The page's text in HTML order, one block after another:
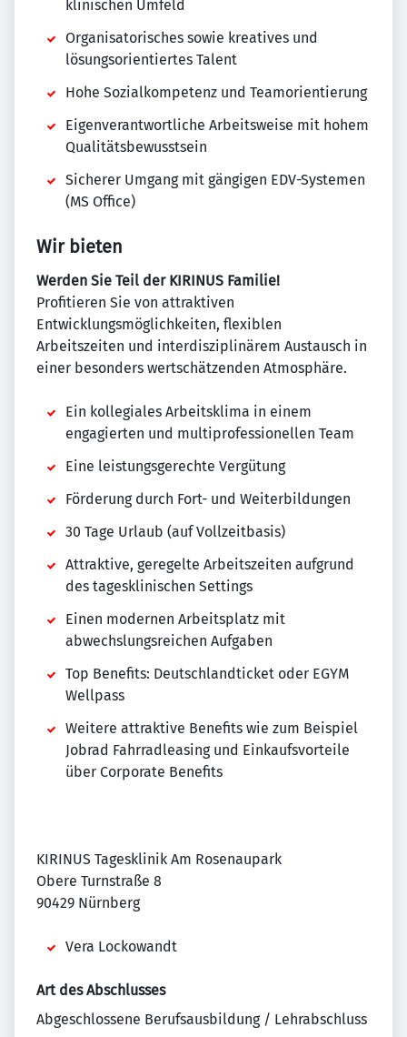
klinischen Umfeld
Organisatorisches sowie kreatives und
lösungsorientiertes Talent
Hohe Sozialkompetenz und Teamorientierung
Eigenverantwortliche Arbeitsweise mit hohem
Qualitätsbewusstsein
Sicherer Umgang mit gängigen EDV-Systemen
(MS Office)
Wir bieten
Werden Sie Teil der KIRINUS Familie!
Profitieren Sie von attraktiven
Entwicklungsmöglichkeiten, flexiblen
Arbeitszeiten und interdisziplinärem Austausch in
einer besonders wertschätzenden Atmosphäre.
Ein kollegiales Arbeitsklima in einem
engagierten und multiprofessionellen Team
Eine leistungsgerechte Vergütung
Förderung durch Fort- und Weiterbildungen
30 Tage Urlaub (auf Vollzeitbasis)
Attraktive, geregelte Arbeitszeiten aufgrund
des tagesklinischen Settings
Einen modernen Arbeitsplatz mit
abwechslungsreichen Aufgaben
Top Benefits: Deutschlandticket oder EGYM
Wellpass
Weitere attraktive Benefits wie zum Beispiel
Jobrad Fahrradleasing und Einkaufsvorteile
über Corporate Benefits
KIRINUS Tagesklinik Am Rosenaupark
Obere Turnstraße 8
90429 Nürnberg
Vera Lockowandt
Art des Abschlusses
Abgeschlossene Berufsausbildung / Lehrabschluss